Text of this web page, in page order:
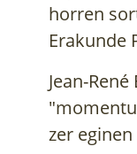
horren
Erakunde
Jean-
zer